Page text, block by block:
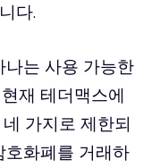
다.
나는 사용 가능한
재 테더맥스에
가지로 제한되
호화폐를 거래하